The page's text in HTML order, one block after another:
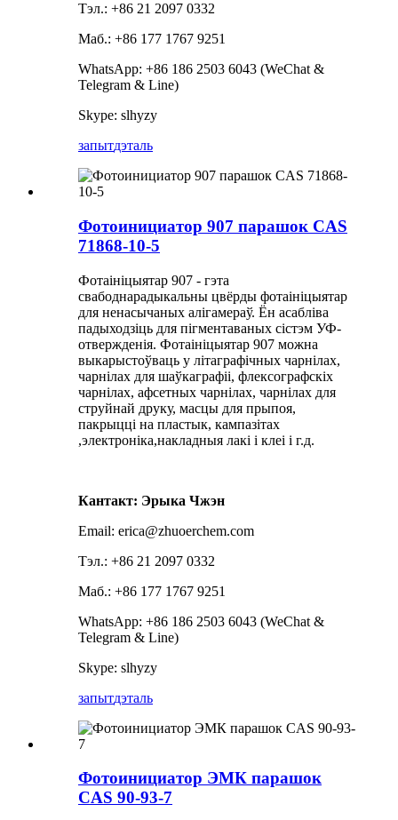
Тэл.: +86 21 2097 0332
Маб.: +86 177 1767 9251
WhatsApp: +86 186 2503 6043 (WeChat &
Telegram & Line)
Skype: slhyzy
запытдэталь
Фотоинициатор 907 парашок CAS
71868-10-5
Фотаініцыятар 907 - гэта
свабоднарадыкальны цвёрды фотаініцыятар
для ненасычаных алігамераў. Ён асабліва
падыходзіць для пігментаваных сістэм УФ-
отвержденія. Фотаініцыятар 907 можна
выкарыстоўваць у літаграфічных чарнілах,
чарнілах для шаўкаграфіі, флексографскіх
чарнілах, афсетных чарнілах, чарнілах для
струйнай друку, масцы для прыпоя,
пакрыцці на пластык, кампазітах
,электроніка,накладныя лакі і клеі і г.д.
Кантакт: Эрыка Чжэн
Email: erica@zhuoerchem.com
Тэл.: +86 21 2097 0332
Маб.: +86 177 1767 9251
WhatsApp: +86 186 2503 6043 (WeChat &
Telegram & Line)
Skype: slhyzy
запытдэталь
Фотоинициатор ЭМК парашок
CAS 90-93-7